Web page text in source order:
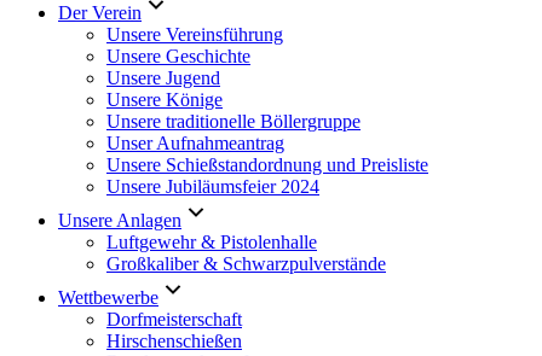
Der Verein
Unsere Vereinsführung
Unsere Geschichte
Unsere Jugend
Unsere Könige
Unsere traditionelle Böllergruppe
Unser Aufnahmeantrag
Unsere Schießstandordnung und Preisliste
Unsere Jubiläumsfeier 2024
Unsere Anlagen
Luftgewehr & Pistolenhalle
Großkaliber & Schwarzpulverstände
Wettbewerbe
Dorfmeisterschaft
Hirschenschießen